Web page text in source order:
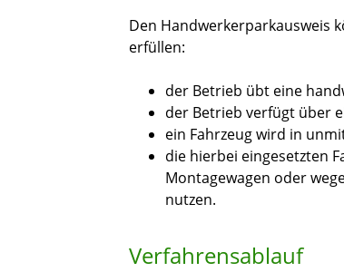
Den Handwerkerparkausweis
erfüllen:
der Betrieb übt eine
der Betrieb verfügt über
ein Fahrzeug wird in
die hierbei eingesetzten
Montagewagen oder
nutzen.
Verfahrensablauf